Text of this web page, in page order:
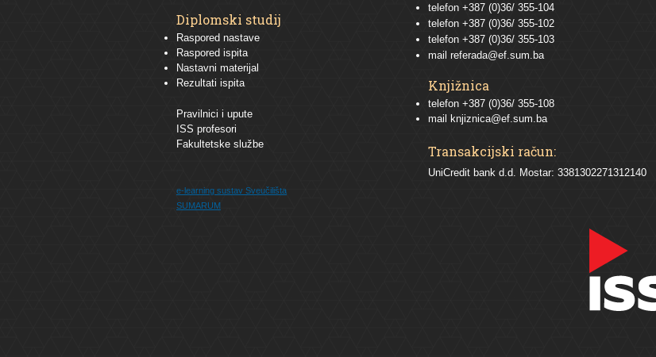
Diplomski studij
Raspored nastave
Raspored ispita
Nastavni materijal
Rezultati ispita
Pravilnici i upute
ISS profesori
Fakultetske službe
e-learning sustav Sveučilišta
SUMARUM
telefon +387 (0)36/ 355-104
telefon +387 (0)36/ 355-102
telefon +387 (0)36/ 355-103
mail referada@ef.sum.ba
Knjižnica
telefon +387 (0)36/ 355-108
mail
knjiznica@ef.sum.ba
Transakcijski račun:
UniCredit bank d.d. Mostar: 3381302271312140